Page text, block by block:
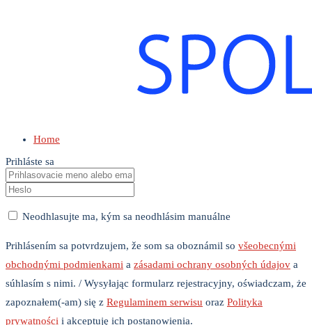
Home
Prihláste sa
Neodhlasujte ma, kým sa neodhlásim manuálne
Prihlásením sa potvrdzujem, že som sa oboznámil so všeobecnými
obchodnými podmienkami a zásadami ochrany osobných údajov a
súhlasím s nimi. / Wysyłając formularz rejestracyjny, oświadczam, że
zapoznałem(-am) się z Regulaminem serwisu oraz Polityka
prywatności i akceptuję ich postanowienia.